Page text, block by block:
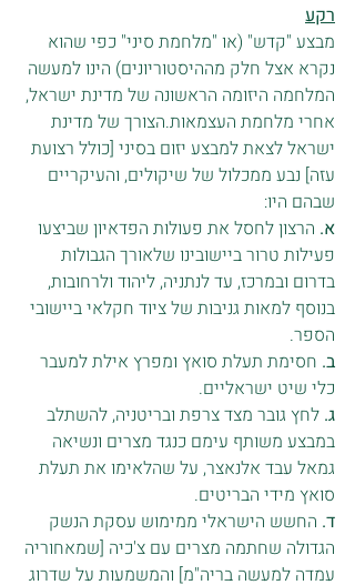
רקע
מבצע "קדש" (או "מלחמת סיני" כפי שהוא
נקרא אצל חלק מההיסטוריונים) הינו למעשה
המלחמה היזומה הראשונה של מדינת ישראל,
אחרי מלחמת העצמאות.הצורך של מדינת
ישראל לצאת למבצע יזום בסיני [כולל רצועת
עזה] נבע ממכלול של שיקולים, והעיקריים
שבהם היו:
א. הרצון לחסל את פעולות הפדאיון שביצעו
פעילות טרור ביישובינו שלאורך הגבולות
בדרום ובמרכז, עד לנתניה, ליהוד ולרחובות,
בנוסף למאות גניבות של ציוד חקלאי ביישובי
הספר.
ב. חסימת תעלת סואץ ומפרץ אילת למעבר
כלי שיט ישראליים.
ג. לחץ גובר מצד צרפת ובריטניה, להשתלב
במבצע משותף עימם כנגד מצרים ונשיאה
גמאל עבד אלנאצר, על שהלאימו את תעלת
סואץ מידי הבריטים.
ד. החשש הישראלי ממימוש עסקת הנשק
הגדולה שחתמה מצרים עם צ'כיה [שמאחוריה
עמדה למעשה בריה"מ] והמשמעות על שדרוג